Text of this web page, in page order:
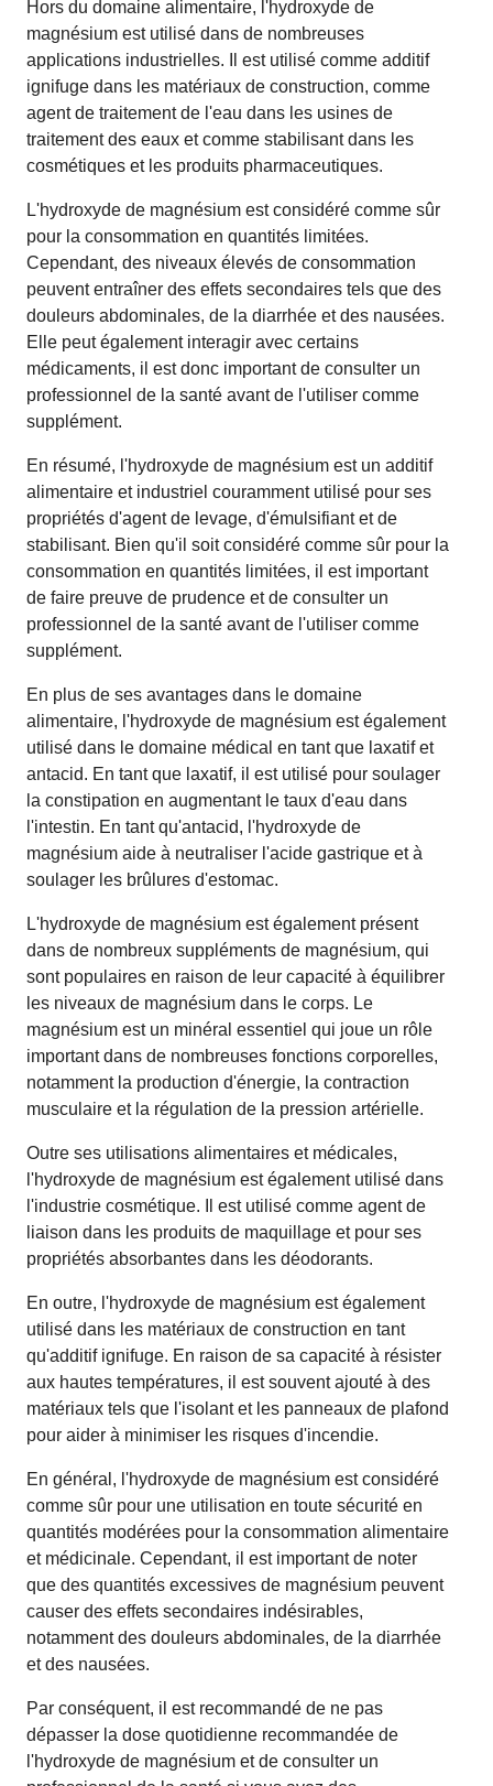
Hors du domaine alimentaire, l'hydroxyde de
magnésium est utilisé dans de nombreuses
applications industrielles. Il est utilisé comme additif
ignifuge dans les matériaux de construction, comme
agent de traitement de l'eau dans les usines de
traitement des eaux et comme stabilisant dans les
cosmétiques et les produits pharmaceutiques.
L'hydroxyde de magnésium est considéré comme sûr
pour la consommation en quantités limitées.
Cependant, des niveaux élevés de consommation
peuvent entraîner des effets secondaires tels que des
douleurs abdominales, de la diarrhée et des nausées.
Elle peut également interagir avec certains
médicaments, il est donc important de consulter un
professionnel de la santé avant de l'utiliser comme
supplément.
En résumé, l'hydroxyde de magnésium est un additif
alimentaire et industriel couramment utilisé pour ses
propriétés d'agent de levage, d'émulsifiant et de
stabilisant. Bien qu'il soit considéré comme sûr pour la
consommation en quantités limitées, il est important
de faire preuve de prudence et de consulter un
professionnel de la santé avant de l'utiliser comme
supplément.
En plus de ses avantages dans le domaine
alimentaire, l'hydroxyde de magnésium est également
utilisé dans le domaine médical en tant que laxatif et
antacid. En tant que laxatif, il est utilisé pour soulager
la constipation en augmentant le taux d'eau dans
l'intestin. En tant qu'antacid, l'hydroxyde de
magnésium aide à neutraliser l'acide gastrique et à
soulager les brûlures d'estomac.
L'hydroxyde de magnésium est également présent
dans de nombreux suppléments de magnésium, qui
sont populaires en raison de leur capacité à équilibrer
les niveaux de magnésium dans le corps. Le
magnésium est un minéral essentiel qui joue un rôle
important dans de nombreuses fonctions corporelles,
notamment la production d'énergie, la contraction
musculaire et la régulation de la pression artérielle.
Outre ses utilisations alimentaires et médicales,
l'hydroxyde de magnésium est également utilisé dans
l'industrie cosmétique. Il est utilisé comme agent de
liaison dans les produits de maquillage et pour ses
propriétés absorbantes dans les déodorants.
En outre, l'hydroxyde de magnésium est également
utilisé dans les matériaux de construction en tant
qu'additif ignifuge. En raison de sa capacité à résister
aux hautes températures, il est souvent ajouté à des
matériaux tels que l'isolant et les panneaux de plafond
pour aider à minimiser les risques d'incendie.
En général, l'hydroxyde de magnésium est considéré
comme sûr pour une utilisation en toute sécurité en
quantités modérées pour la consommation alimentaire
et médicinale. Cependant, il est important de noter
que des quantités excessives de magnésium peuvent
causer des effets secondaires indésirables,
notamment des douleurs abdominales, de la diarrhée
et des nausées.
Par conséquent, il est recommandé de ne pas
dépasser la dose quotidienne recommandée de
l'hydroxyde de magnésium et de consulter un